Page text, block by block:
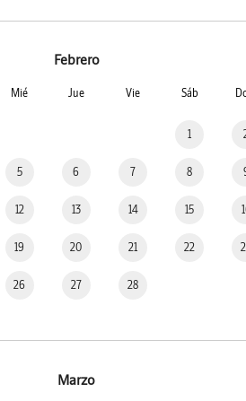
Febrero
Mié Jue Vie Sáb
1
5 6 7 8
12 13 14 15
19 20 21 22
26 27 28
Marzo